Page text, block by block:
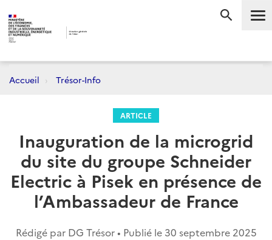
Accueil Trésor-Info
ARTICLE
Inauguration de la microgrid
du site du groupe Schneider
Electric à Pisek en présence de
l’Ambassadeur de France
Rédigé par DG Trésor • Publié le 30 septembre 2025